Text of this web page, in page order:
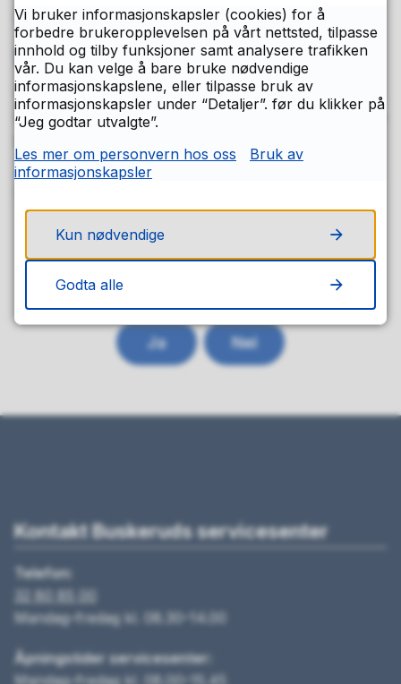
Datatilsynets nettsider
.
Kontakt
Lovise Ribe
Personvernombudet for Buskerud fylkeskommune
Fant du det du lette etter på denne
Ja Nei
Kontakt Buskeruds servicesenter
Telefon:
32 80 85 00
Mandag–fredag kl. 08.30–14.00
Åpningstider servicesenter:
Mandag–fredag kl. 08.00–15.45
Vi bruker informasjonskapsler (cookies) for å
forbedre brukeropplevelsen på vårt nettsted, tilpasse
innhold og tilby funksjoner samt analysere trafikken
vår. Du kan velge å bare bruke nødvendige
informasjonskapslene, eller tilpasse bruk av
informasjonskapsler under “Detaljer”. før du klikker på
“Jeg godtar utvalgte”.
Les mer om personvern hos oss
Bruk av
informasjonskapsler
Kun nødvendige
Godta alle